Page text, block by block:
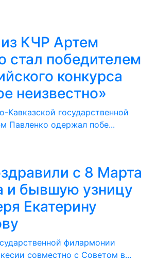
КЧР Артем
стал победителем
конкурса
неизвестно»
Кавказской государственной
Павленко одержал побе...
с 8 Марта
и бывшую узницу
Екатерину
филармонии
совместно с Советом в...